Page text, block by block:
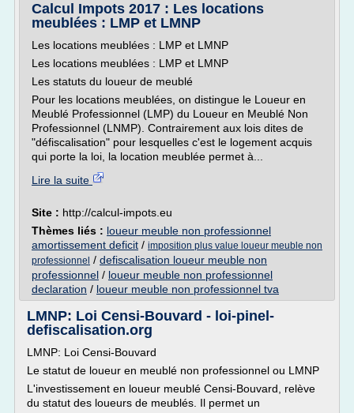
Calcul Impots 2017 : Les locations
meublées : LMP et LMNP
Les locations meublées : LMP et LMNP
Les locations meublées : LMP et LMNP
Les statuts du loueur de meublé
Pour les locations meublées, on distingue le Loueur en
Meublé Professionnel (LMP) du Loueur en Meublé Non
Professionnel (LNMP). Contrairement aux lois dites de
"défiscalisation" pour lesquelles c'est le logement acquis
qui porte la loi, la location meublée permet à...
Lire la suite
Site : http://calcul-impots.eu
Thèmes liés : loueur meuble non professionnel
amortissement deficit / imposition plus value loueur meuble non
professionnel / defiscalisation loueur meuble non
professionnel / loueur meuble non professionnel
declaration / loueur meuble non professionnel tva
LMNP: Loi Censi-Bouvard - loi-pinel-
defiscalisation.org
LMNP: Loi Censi-Bouvard
Le statut de loueur en meublé non professionnel ou LMNP
L'investissement en loueur meublé Censi-Bouvard, relève
du statut des loueurs de meublés. Il permet un